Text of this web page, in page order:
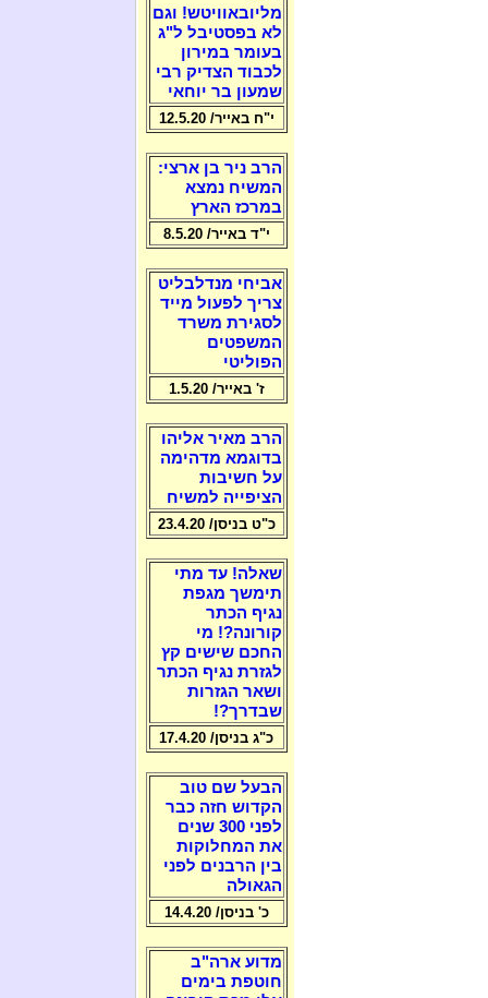
מליובאוויטש! וגם
לא בפסטיבל ל"ג
בעומר במירון
לכבוד הצדיק רבי
שמעון בר יוחאי
י"ח באייר/ 12.5.20
הרב ניר בן ארצי:
המשיח נמצא
במרכז הארץ
י"ד באייר/ 8.5.20
אביחי מנדלבליט
צריך לפעול מייד
לסגירת משרד
המשפטים
הפוליטי
ז' באייר/ 1.5.20
הרב מאיר אליהו
בדוגמא מדהימה
על חשיבות
הציפייה למשיח
כ"ט בניסן/ 23.4.20
שאלה! עד מתי
תימשך מגפת
נגיף הכתר
קורונה?! מי
החכם שישים קץ
לגזרת נגיף הכתר
ושאר הגזרות
שבדרך?!
כ"ג בניסן/ 17.4.20
הבעל שם טוב
הקדוש חזה כבר
לפני 300 שנים
את המחלוקות
בין הרבנים לפני
הגאולה
כ' בניסן/ 14.4.20
מדוע ארה"ב
חוטפת בימים